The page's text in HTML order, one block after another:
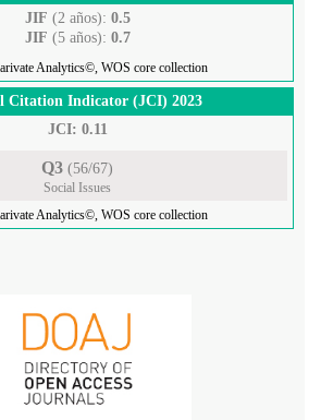
JIF (2 años): 0.5
JIF (5 años): 0.7
Analytics©, WOS core collection
Citation Indicator (JCI) 2023
JCI: 0.11
Q3 (56/67)
Social Issues
Analytics©, WOS core collection